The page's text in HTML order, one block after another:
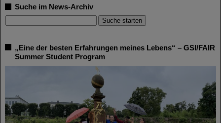
Suche im News-Archiv
„Eine der besten Erfahrungen meines Lebens“ – GSI/FAIR
Summer Student Program